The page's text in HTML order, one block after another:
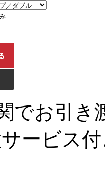
でお引き
サービス